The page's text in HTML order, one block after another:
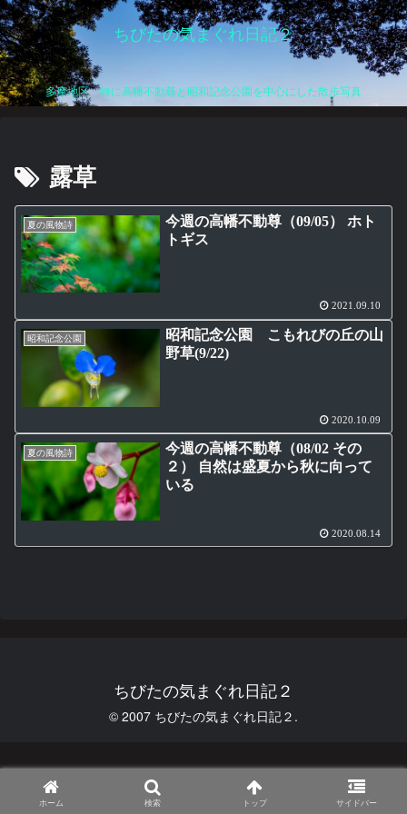
ちびたの気まぐれ日記２
多摩地区、特に高幡不動尊と昭和記念公園を中心にした散歩写真
露草
夏の風物詩
今週の高幡不動尊（09/05） ホト
トギス
2021.09.10
昭和記念公園
昭和記念公園 こもれびの丘の山
野草(9/22)
2020.10.09
夏の風物詩
今週の高幡不動尊（08/02 その
２） 自然は盛夏から秋に向って
いる
2020.08.14
ちびたの気まぐれ日記２
© 2007 ちびたの気まぐれ日記２.
ホーム 検索 トップ サイドバー